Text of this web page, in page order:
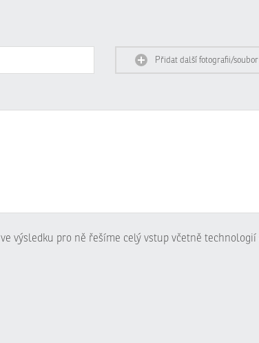
Přidat další fotografii/soubor
výsledku pro ně řešíme celý vstup včetně